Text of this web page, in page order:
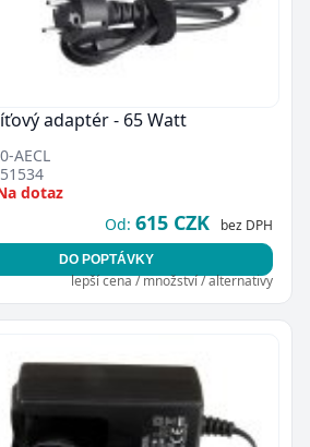
adaptér - 65 Watt
AECL
dotaz
Od: 615 CZK bez DPH
DO POPTÁVKY
lepší cena / množství / alternativy